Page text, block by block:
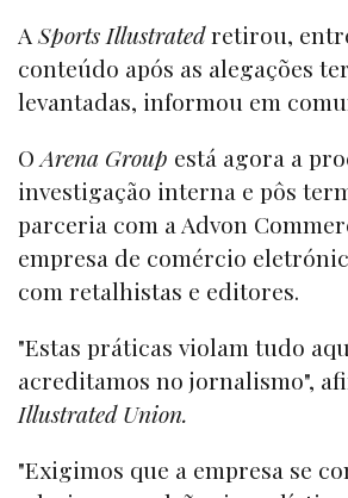
A Sports Illustratedretirou,
conteúdo após as alegações
levantadas, informou em
OArena Group está agora a
investigação interna e pôs
parceria com a Advon
empresa de comércio
com retalhistas e editores.
"Estas práticas violam tudo
acreditamos no jornalismo",
Illustrated Union.
"Exigimos que a empresa se